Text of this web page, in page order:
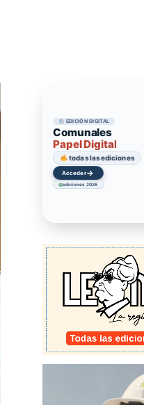
EDICIÓN DIGITAL
Comunales
Papel Digital
todas las ediciones
Acceder→
ediciones 2026